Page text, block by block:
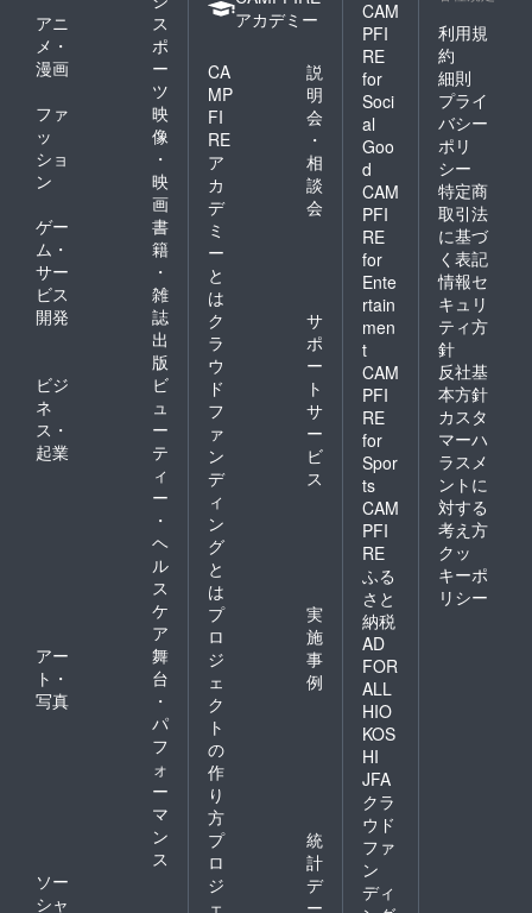
アニ
メ・
漫画
ス
ポ
ー
ツ
ファ
ッ
ショ
ン
映
像
・
映
画
ゲー
ム・
サー
ビス
開発
書
籍
・
雑
誌
出
版
ビジ
ネ
ス・
起業
ビ
ュ
ー
テ
ィ
ー
・
ヘ
ル
ス
ケ
ア
アー
ト・
写真
舞
台
・
パ
フ
ォ
ー
マ
ン
ス
ソー
シャ
アカデミー
CA
MP
FI
RE
ア
カ
デ
ミ
ー
と
は
説
明
会
・
相
談
会
ク
ラ
ウ
ド
フ
ァ
ン
デ
ィ
ン
グ
と
は
サ
ポ
ー
ト
サ
ー
ビ
ス
プ
ロ
ジ
ェ
ク
ト
の
作
り
方
実
施
事
例
プ
ロ
ジ
ェ
統
計
デ
ー
CAM
PFI
RE
for
Soci
al
Goo
d
CAM
PFI
RE
for
Ente
rtain
men
t
CAM
PFI
RE
for
Spor
ts
CAM
PFI
RE
ふる
さと
納税
AD
FOR
ALL
HIO
KOS
HI
JFA
クラ
ウド
ファ
ン
ディ
利用規
約
細則
プライ
バシー
ポリ
シー
特定商
取引法
に基づ
く表記
情報セ
キュリ
ティ方
針
反社基
本方針
カスタ
マーハ
ラスメ
ントに
対する
考え方
クッ
キーポ
リシー